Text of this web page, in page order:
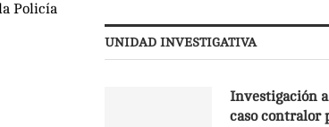
Policía
UNIDAD INVESTIGATIVA
Investigación
caso contralor